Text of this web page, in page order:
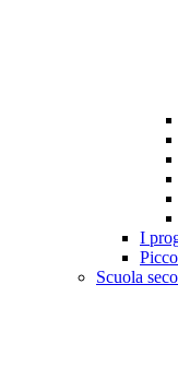
I
Scuola